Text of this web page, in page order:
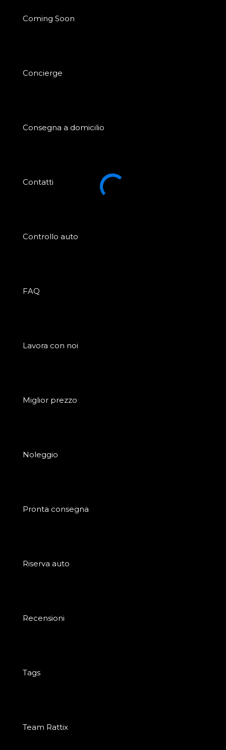
Coming Soon
Concierge
Consegna a domicilio
Contatti
Controllo auto
FAQ
Lavora con noi
Miglior prezzo
Noleggio
Pronta consegna
Riserva auto
Recensioni
Tags
Team Rattix